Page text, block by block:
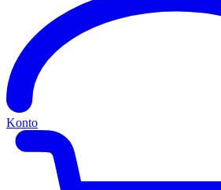
Konto